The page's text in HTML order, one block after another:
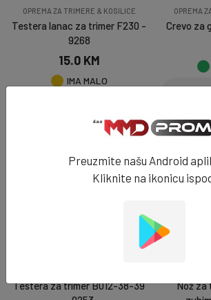
OPREMA ZA TRIMERE & KOSILICE
Testera lanac za trimer F230 -
9268
15.0 KM
IMA MALO
OPREMA
Crevo za
Testera za trimer B012-38-39
Nož za
Preuzmite našu Android
Kliknite na ikonicu